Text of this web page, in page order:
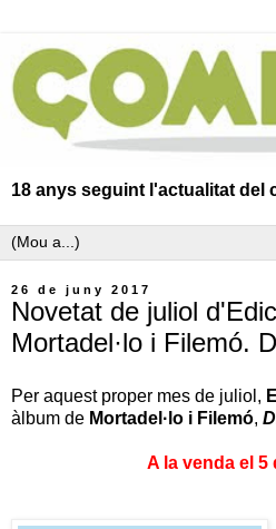
18 anys seguint l'actualitat del
26 de juny 2017
Novetat de juliol
Mortadel·lo i Filemó.
Per aquest proper mes de juliol,
àlbum de Mortadel·lo i Filemó,
A la venda el 5